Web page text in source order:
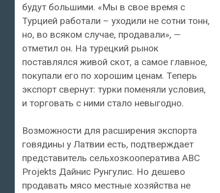
будут большими. «Мы в свое время с
Турцией работали – уходили не сотни тонн,
но, во всяком случае, продавали», —
отметил он. На турецкий рынок
поставлялся живой скот, а самое главное,
покупали его по хорошим ценам. Теперь
экспорт свернут: турки поменяли условия,
и торговать с ними стало невыгодно.
Возможности для расширения экспорта
говядины у Латвии есть, подтверждает
представитель сельхозкооператива ABC
Projekts Дайнис Рунгулис. Но дешево
продавать мясо местные хозяйства не